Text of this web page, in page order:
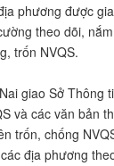
phương được
theo dõi,
trốn NVQS.
giao Sở Thông
và các văn bản
trốn, chống
địa phương